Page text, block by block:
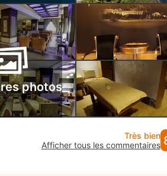
photos
Très bien
Afficher tous les commentaires